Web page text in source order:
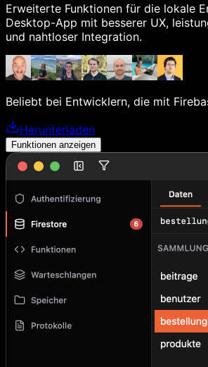
Erweiterte Funktionen für die lokale
Desktop-App mit besserer UX,
und nahtloser Integration.
Beliebt bei Entwicklern, die mit
Herunterladen
Funktionen anzeigen